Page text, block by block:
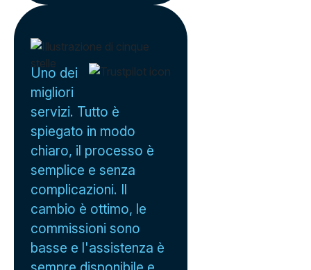
Uno dei
migliori
servizi. Tutto è
spiegato in modo
chiaro, il processo è
semplice e senza
complicazioni. Il
cambio è ottimo, le
commissioni sono
basse e l'assistenza è